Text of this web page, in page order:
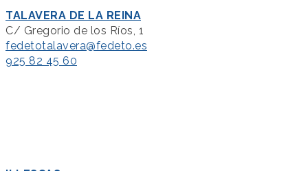
TALAVERA DE LA REINA
C/ Gregorio de los Ríos, 1
fedetotalavera@fedeto.es
925 82 45 60